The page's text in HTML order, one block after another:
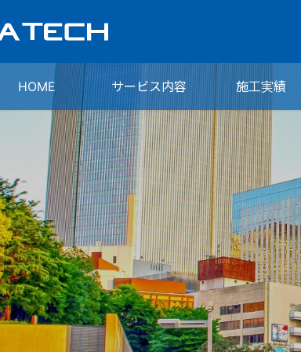
HOME サービス内容 施工実績